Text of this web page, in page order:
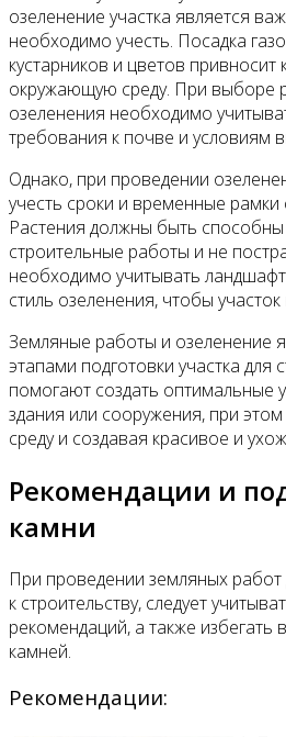
озеленение участка является
необходимо учесть. Посадка
кустарников и цветов
окружающую среду. При выборе
озеленения необходимо
требования к почве и условиям
Однако, при проведении
учесть сроки и временные рамки
Растения должны быть
строительные работы и не
необходимо учитывать
стиль озеленения, чтобы
Земляные работы и озеленение
этапами подготовки участка для
помогают создать оптимальные
здания или сооружения, при
среду и создавая красивое и
Рекомендации и
камни
При проведении земляных работ
к строительству, следует
рекомендаций, а также
камней.
Рекомендации: